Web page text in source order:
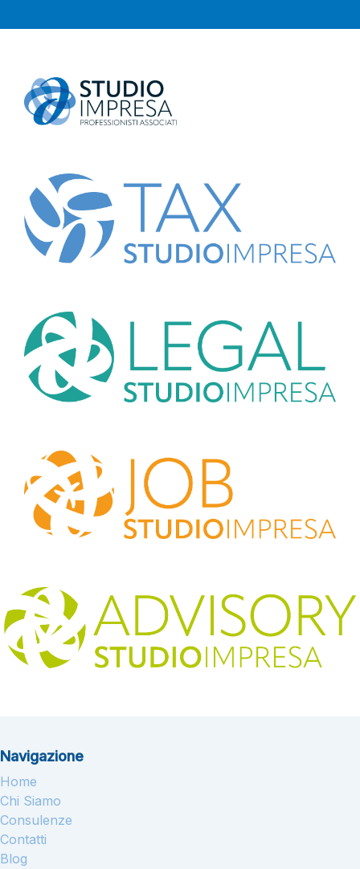
Navigazione
Home
Chi Siamo
Consulenze
Contatti
Blog